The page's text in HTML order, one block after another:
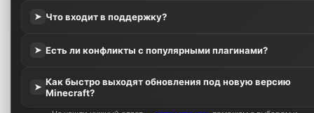
➤ Что входит в поддержку?
➤ Есть ли конфликты с популярными плагинами?
➤ Как быстро выходят обновления под новую версию
Minecraft?